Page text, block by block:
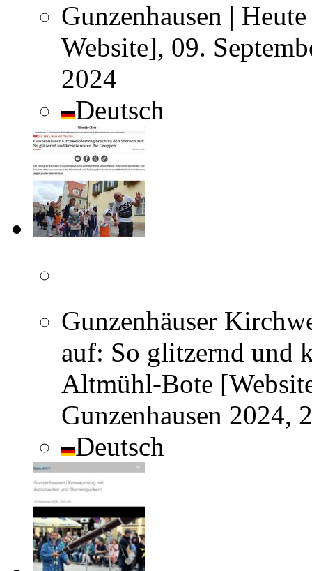
Gunzenhausen |
Website], 09.
2024
Deutsch
Gunzenhäuser
auf: So glitzernd und
Altmühl-Bote
Gunzenhausen 2024,
Deutsch